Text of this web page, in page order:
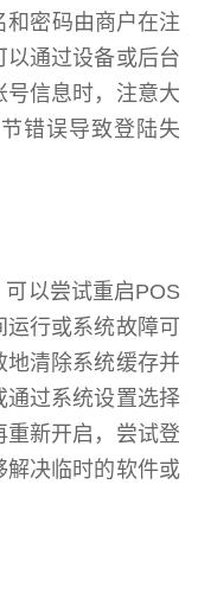
和密码由商户在注
通过设备或后台
信息时，注意大
错误导致登陆失
以尝试重启POS
行或系统故障可
清除系统缓存并
通过系统设置选择
重新开启，尝试登
解决临时的软件或